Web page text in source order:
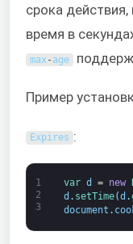
срока
время в
max- age
Пример
Expires :
1
2
3
var d = new
d . setTime(d .
document .